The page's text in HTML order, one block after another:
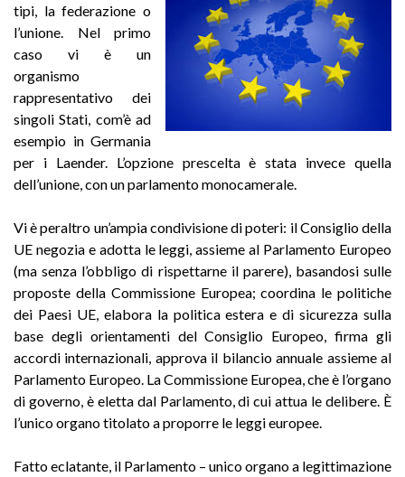
tipi, la federazione o
l’unione. Nel primo
caso vi è un
organismo
rappresentativo dei
singoli Stati, com’è ad
esempio in Germania
per i Laender. L’opzione prescelta è stata invece quella
dell’unione, con un parlamento monocamerale.
Vi è peraltro un’ampia condivisione di poteri: il Consiglio della
UE negozia e adotta le leggi, assieme al Parlamento Europeo
(ma senza l’obbligo di rispettarne il parere), basandosi sulle
proposte della Commissione Europea; coordina le politiche
dei Paesi UE, elabora la politica estera e di sicurezza sulla
base degli orientamenti del Consiglio Europeo, firma gli
accordi internazionali, approva il bilancio annuale assieme al
Parlamento Europeo. La Commissione Europea, che è l’organo
di governo, è eletta dal Parlamento, di cui attua le delibere. È
l’unico organo titolato a proporre le leggi europee.
Fatto eclatante, il Parlamento – unico organo a legittimazione